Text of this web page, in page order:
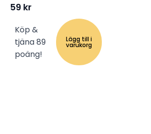
59 kr
Köp &
tjäna 89
poäng!
Lägg till i
varukorg